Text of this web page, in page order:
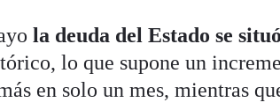
la deuda del Estado se
lo que supone un
en solo un mes, mientras